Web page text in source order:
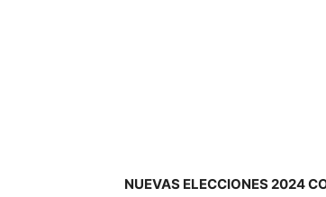
NUEVAS ELECCIONES 2024